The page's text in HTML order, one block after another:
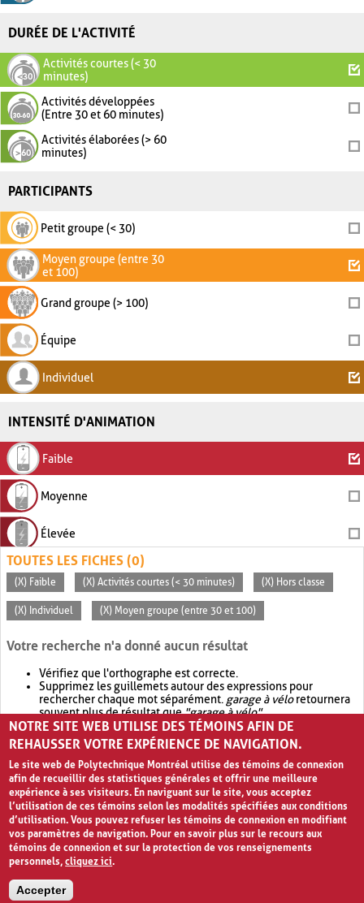
DURÉE DE L'ACTIVITÉ
Activités courtes (< 30
minutes)
Activités développées
(Entre 30 et 60 minutes)
Activités élaborées (> 60
minutes)
PARTICIPANTS
Petit groupe (< 30)
Moyen groupe (entre 30
et 100)
Grand groupe (> 100)
Équipe
Individuel
INTENSITÉ D'ANIMATION
Faible
Moyenne
Élevée
TOUTES LES FICHES (0)
(X) Faible (X) Activités courtes (< 30 minutes) (X) Hors classe
(X) Individuel (X) Moyen groupe (entre 30 et 100)
Votre recherche n'a donné aucun résultat
Vérifiez que l'orthographe est correcte.
Supprimez les guillemets autour des expressions pour
rechercher chaque mot séparément. garage à véloretournera
souvent plus de résultat que"garage à vélo".
Envisagez d'élargir votre recherche avec OR.garage OR vélo
retournera souvent plus de résultat quegarage à vélo
NOTRE SITE WEB UTILISE DES TÉMOINS AFIN DE
REHAUSSER VOTRE EXPÉRIENCE DE NAVIGATION.
Le site web de Polytechnique Montréal utilise des témoins de connexion
afin de recueillir des statistiques générales et offrir une meilleure
expérience à ses visiteurs. En naviguant sur le site, vous acceptez
l’utilisation de ces témoins selon les modalités spécifiées aux conditions
d’utilisation. Vous pouvez refuser les témoins de connexion en modifiant
vos paramètres de navigation. Pour en savoir plus sur le recours aux
témoins de connexion et sur la protection de vos renseignements
personnels,cliquez ici.
Accepter